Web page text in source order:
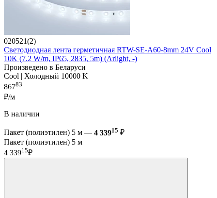
020521(2)
Светодиодная лента герметичная RTW-SE-A60-8mm 24V Cool
10K (7.2 W/m, IP65, 2835, 5m) (Arlight, -)
Произведено в Беларуси
Cool | Холодный 10000 K
86783
₽/м
В наличии
Пакет (полиэтилен) 5 м — 4 33915 ₽
Пакет (полиэтилен) 5 м
4 33915₽